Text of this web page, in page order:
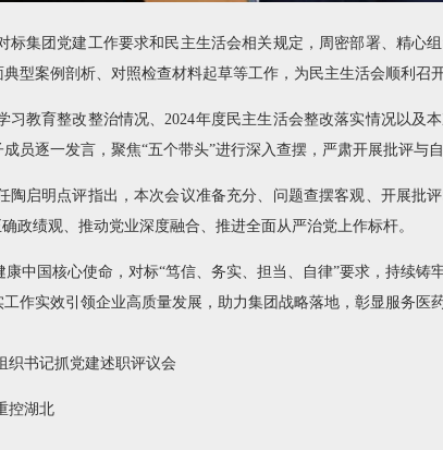
标集团党建工作要求和民主生活会相关规定，周密部署、精心
型案例剖析、对照检查材料起草等工作，为民主生活会顺利召
教育整改整治情况、2024年度民主生活会整改落实情况以及
员逐一发言，聚焦“五个带头”进行深入查摆，严肃开展批评与自
启明点评指出，本次会议准备充分、问题查摆客观、开展批
政绩观、推动党业深度融合、推进全面从严治党上作标杆。
中国核心使命，对标“笃信、务实、担当、自律”要求，持续铸
作实效引领企业高质量发展，助力集团战略落地，彰显服务医
织书记抓党建述职评议会
控湖北